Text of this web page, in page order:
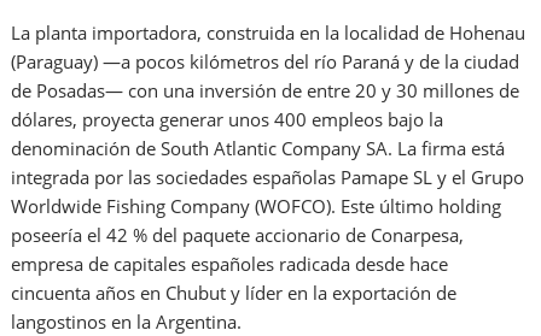
La planta importadora, construida en la localidad de Hohenau
(Paraguay) —a pocos kilómetros del río Paraná y de la ciudad
de Posadas— con una inversión de entre 20 y 30 millones de
dólares, proyecta generar unos 400 empleos bajo la
denominación de South Atlantic Company SA. La firma está
integrada por las sociedades españolas Pamape SL y el Grupo
Worldwide Fishing Company (WOFCO). Este último holding
poseería el 42 % del paquete accionario de Conarpesa,
empresa de capitales españoles radicada desde hace
cincuenta años en Chubut y líder en la exportación de
langostinos en la Argentina.